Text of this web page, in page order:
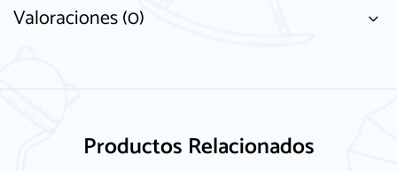
Valoraciones (0)
Productos Relacionados